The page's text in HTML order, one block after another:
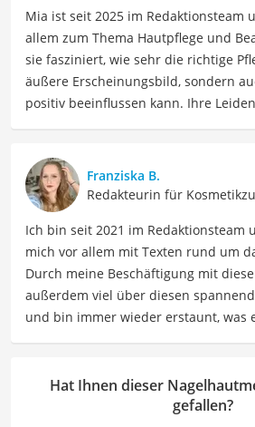
Mia ist seit 2025 im Redaktionsteam
allem zum Thema Hautpflege und
sie fasziniert, wie sehr die richtige
äußere Erscheinungsbild, sondern
positiv beeinflussen kann. Ihre
nun Menschen dabei, die richtigen
finden. Mia liebt es, sich in
Produktversprechen hineinzudenken
verständlich aufzuschlüsseln. Als
Arbeit findet Mia Ruhe im Sport und
außerdem beim Verfolgen ihrer
Neurowissenschaft und Spiritualität.
Der Nagelhautmesser-Vergleich ist
Franziska B.
Redakteurin für
Ich bin seit 2021 im Redaktionsteam
mich vor allem mit Texten rund um
Durch meine Beschäftigung mit
außerdem viel über diesen
und bin immer wieder erstaunt, was
über Beauty- sowie Pflegeprodukte,
Haushaltswaren und vieles mehr.
Hat Ihnen dieser
gefallen?